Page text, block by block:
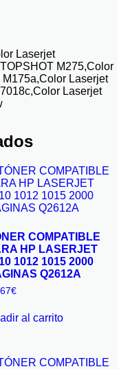
Laserjet
M275,Color
Laserjet
Laserjet
COMPATIBLE
HP LASERJET
1012 1015 2000
Q2612A
€
al carrito